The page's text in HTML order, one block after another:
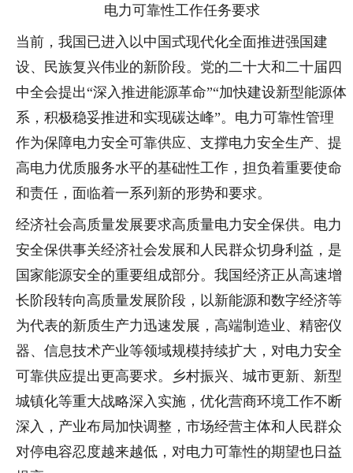
电力可靠性工作任务要求
当前，我国已进入以中国式现代化全面推进强国建
设、民族复兴伟业的新阶段。党的二十大和二十届四
中全会提出“深入推进能源革命”“加快建设新型能源体
系，积极稳妥推进和实现碳达峰”。电力可靠性管理
作为保障电力安全可靠供应、支撑电力安全生产、提
高电力优质服务水平的基础性工作，担负着重要使命
和责任，面临着一系列新的形势和要求。
经济社会高质量发展要求高质量电力安全保供。电力
安全保供事关经济社会发展和人民群众切身利益，是
国家能源安全的重要组成部分。我国经济正从高速增
长阶段转向高质量发展阶段，以新能源和数字经济等
为代表的新质生产力迅速发展，高端制造业、精密仪
器、信息技术产业等领域规模持续扩大，对电力安全
可靠供应提出更高要求。乡村振兴、城市更新、新型
城镇化等重大战略深入实施，优化营商环境工作不断
深入，产业布局加快调整，市场经营主体和人民群众
对停电容忍度越来越低，对电力可靠性的期望也日益